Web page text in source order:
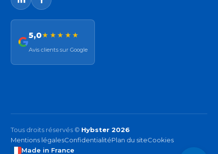
5,0★★★★★
Avis clients sur Google
Tous droits réservés © Hybster 2026
Mentions légalesConfidentialitéPlan du siteCookies
Made in France